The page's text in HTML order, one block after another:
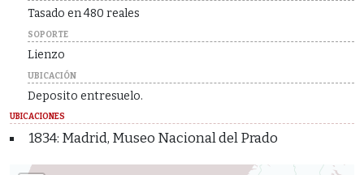
Tasado en 480 reales
SOPORTE
Lienzo
UBICACIÓN
Deposito entresuelo.
UBICACIONES
1834: Madrid, Museo Nacional del Prado